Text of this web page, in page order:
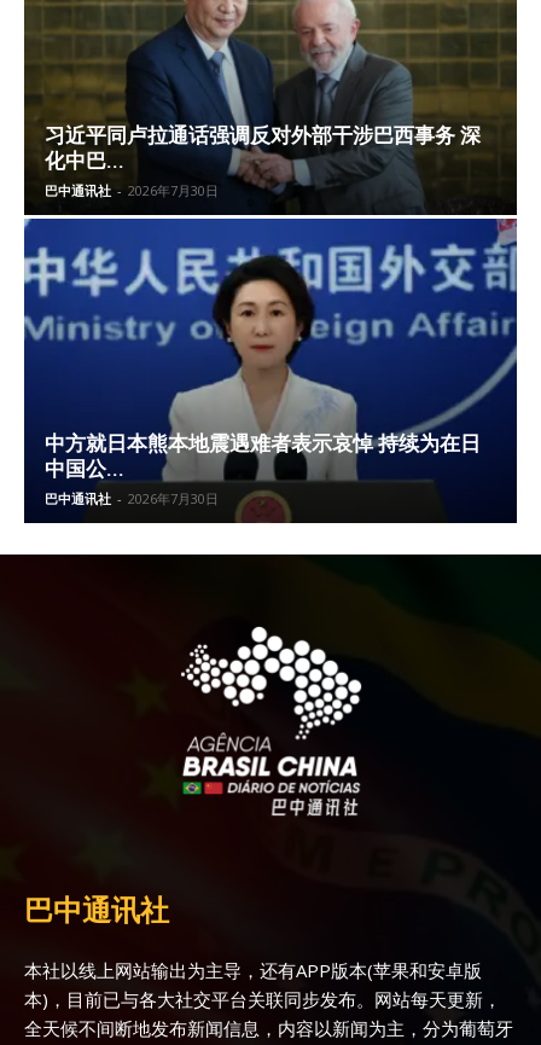
习近平同卢拉通话强调反对外部干涉巴西事务 深
化中巴...
巴中通讯社 - 2026年7月30日
中方就日本熊本地震遇难者表示哀悼 持续为在日
中国公...
巴中通讯社 - 2026年7月30日
巴中通讯社
本社以线上网站输出为主导，还有APP版本(苹果和安卓版
本)，目前已与各大社交平台关联同步发布。网站每天更新，
全天候不间断地发布新闻信息，内容以新闻为主，分为葡萄牙